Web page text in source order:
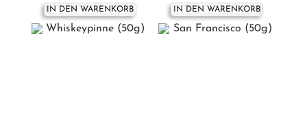
IN DEN WARENKORB IN DEN WARENKORB